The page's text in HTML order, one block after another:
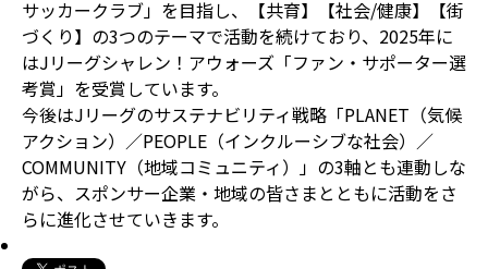
サッカークラブ」を目指し、【共育】【社会/健康】【街
づくり】の3つのテーマで活動を続けており、2025年に
はJリーグシャレン！アウォーズ「ファン・サポーター選
考賞」を受賞しています。
今後はJリーグのサステナビリティ戦略「PLANET（気候
アクション）／PEOPLE（インクルーシブな社会）／
COMMUNITY（地域コミュニティ）」の3軸とも連動しな
がら、スポンサー企業・地域の皆さまとともに活動をさ
らに進化させていきます。